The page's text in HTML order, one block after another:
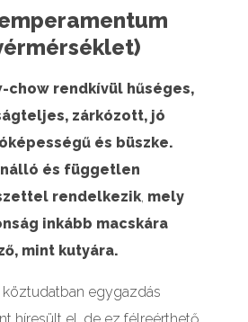
chow rendkívül hűséges,
zárkózott, jó
és büszke.
és független
rendelkezik, mely
inkább macskára
mint kutyára.
köztudatban egygazdás